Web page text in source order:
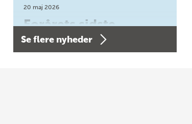
20 maj 2026
Forårets sidste
Bogtorsdag 11. juni
Se flere nyheder